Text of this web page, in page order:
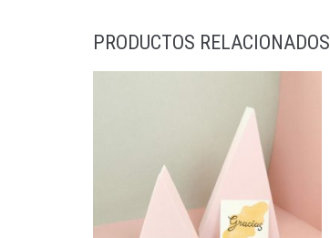
PRODUCTOS RELACIONADOS